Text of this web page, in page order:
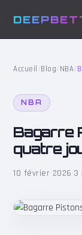
Accueil /Blog/NBA/
NBA
Bagarre
quatre
10 février 2026·3